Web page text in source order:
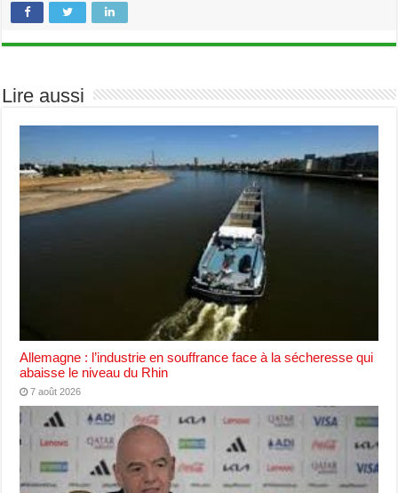
Lire aussi
Allemagne : l’industrie en souffrance face à la sécheresse qui
abaisse le niveau du Rhin
7 août 2026